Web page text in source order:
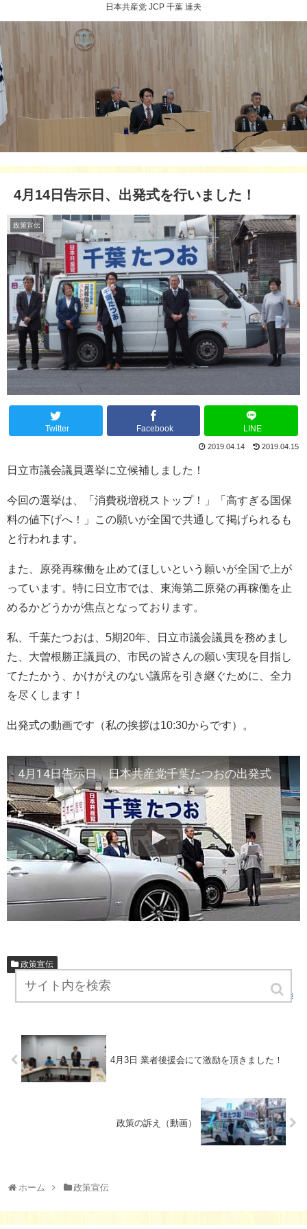
日本共産党 JCP 千葉 達夫
4月14日告示日、出発式を行いました！
政策宣伝
Twitter Facebook LINE
2019.04.14 2019.04.15
日立市議会議員選挙に立候補しました！
今回の選挙は、「消費税増税ストップ！」「高すぎる国保
料の値下げへ！」この願いが全国で共通して掲げられるも
と行われます。
また、原発再稼働を止めてほしいという願いが全国で上が
っています。特に日立市では、東海第二原発の再稼働を止
めるかどうかが焦点となっております。
私、千葉たつおは、5期20年、日立市議会議員を務めまし
た、大曽根勝正議員の、市民の皆さんの願い実現を目指し
てたたかう、かけがえのない議席を引き継ぐために、全力
を尽くします！
出発式の動画です（私の挨拶は10:30からです）。
4月14日告示日 日本共産党千葉たつおの出発式
政策宣伝
chiba
4月3日 業者後援会にて激励を頂きました！
政策の訴え（動画）
ホーム 政策宣伝